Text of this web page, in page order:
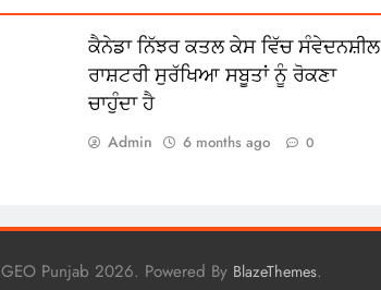
ਕੈਨੇਡਾ ਨਿੱਝਰ ਕਤਲ ਕੇਸ ਵਿੱਚ ਸੰਵੇਦਨਸ਼ੀਲ
ਰਾਸ਼ਟਰੀ ਸੁਰੱਖਿਆ ਸਬੂਤਾਂ ਨੂੰ ਰੋਕਣਾ
ਚਾਹੁੰਦਾ ਹੈ
Admin 6 months ago 0
GEO Punjab 2026. Powered By BlazeThemes.